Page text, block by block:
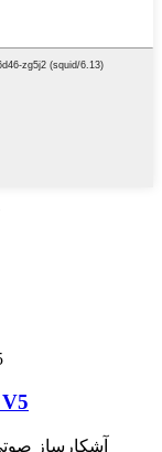
آشکارساز صوتی و تصویری V5